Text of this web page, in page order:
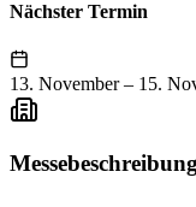
Nächster Termin
13. November – 15.